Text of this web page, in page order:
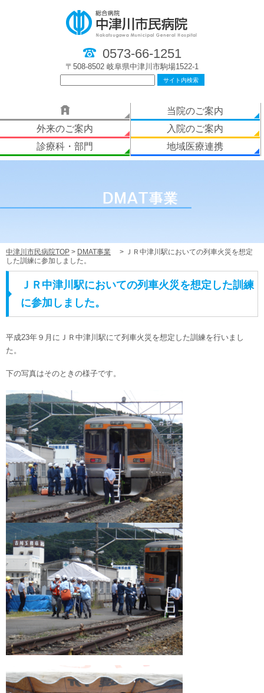
0573-66-1251
〒508-8502 岐阜県中津川市駒場1522-1
当院のご案内
外来のご案内
入院のご案内
診療科・部門
地域医療連携
中津川市民病院TOP > DMAT事業 > ＪＲ中津川駅においての列車火災を想定
した訓練に参加しました。
ＪＲ中津川駅においての列車火災を想定した訓練
に参加しました。
平成23年９月にＪＲ中津川駅にて列車火災を想定した訓練を行いまし
た。
下の写真はそのときの様子です。